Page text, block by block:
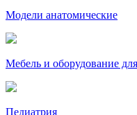
Модели анатомические
Мебель и оборудование
Педиатрия